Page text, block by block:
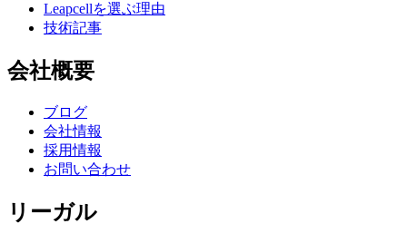
Leapcellを選ぶ理由
技術記事
会社概要
ブログ
会社情報
採用情報
お問い合わせ
リーガル